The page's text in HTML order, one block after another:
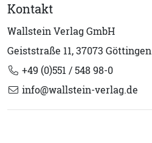
Kontakt
Wallstein Verlag GmbH
Geiststraße 11, 37073 Göttingen
+49 (0)551 / 548 98-0
info@wallstein-verlag.de